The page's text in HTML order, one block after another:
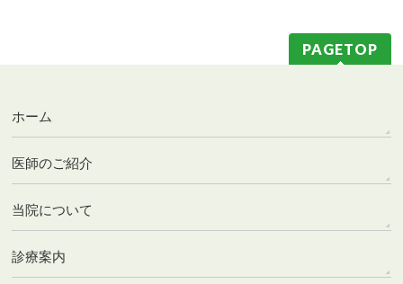
PAGETOP
ホーム
医師のご紹介
当院について
診療案内